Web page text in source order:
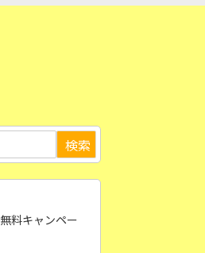
料キャンペー